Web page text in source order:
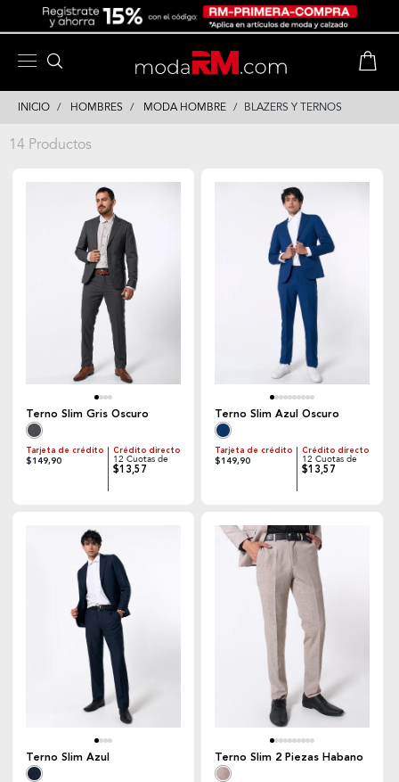
INICIO HOMBRES MODA HOMBRE BLAZERS Y TERNOS
14 Productos
Terno Slim Gris Oscuro
Tarjeta de crédito
$149,90
Crédito directo
12 Cuotas de
$13,57
Terno Slim Azul Oscuro
Tarjeta de crédito
$149,90
Crédito directo
12 Cuotas de
$13,57
Terno Slim Azul Terno Slim 2 Piezas Habano